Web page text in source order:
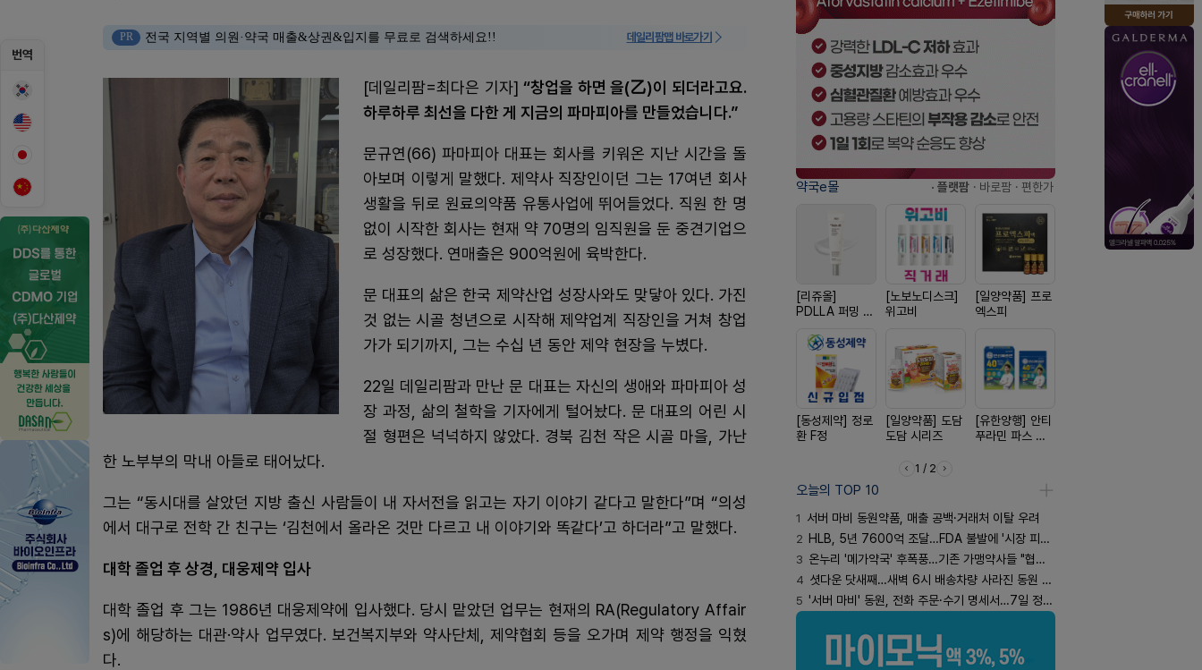
번역
PR 전국 지역별 의원·약국 매출&상권&입지를 무료로 검색하세요!! 데일리팜맵 바로가기
[데일리팜=최다은 기자]“창업을 하면 을(乙)이 되더라고요.
하루하루 최선을 다한 게 지금의 파마피아를 만들었습니다.”
문규연(66) 파마피아 대표는 회사를 키워온 지난 시간을 돌
아보며 이렇게 말했다. 제약사 직장인이던 그는 17여년 회사
생활을 뒤로 원료의약품 유통사업에 뛰어들었다. 직원 한 명
없이 시작한 회사는 현재 약 70명의 임직원을 둔 중견기업으
로 성장했다. 연매출은 900억원에 육박한다.
문 대표의 삶은 한국 제약산업 성장사와도 맞닿아 있다. 가진
것 없는 시골 청년으로 시작해 제약업계 직장인을 거쳐 창업
가가 되기까지, 그는 수십 년 동안 제약 현장을 누볐다.
22일 데일리팜과 만난 문 대표는 자신의 생애와 파마피아 성
장 과정, 삶의 철학을 기자에게 털어놨다. 문 대표의 어린 시
절 형편은 넉넉하지 않았다. 경북 김천 작은 시골 마을, 가난
한 노부부의 막내 아들로 태어났다.
그는 “동시대를 살았던 지방 출신 사람들이 내 자서전을 읽고는 자기 이야기 같다고 말한다”며 “의성
에서 대구로 전학 간 친구는 ‘김천에서 올라온 것만 다르고 내 이야기와 똑같다’고 하더라”고 말했다.
대학 졸업 후 상경, 대웅제약 입사
대학 졸업 후 그는 1986년 대웅제약에 입사했다. 당시 맡았던 업무는 현재의 RA(Regulatory Affair
s)에 해당하는 대관·약사 업무였다. 보건복지부와 약사단체, 제약협회 등을 오가며 제약 행정을 익혔
다.
약국e몰 · 플랫팜 · 바로팜 · 편한가
[리쥬올]
PDLLA 퍼밍 크
[노보노디스크]
위고비
[일양약품] 프로
엑스피
[동성제약] 정로
환 F정
[일양약품] 도담
도담 시리즈
[유한양행] 안티
푸라민 파스 시
1 / 2
오늘의 TOP 10
1 서버 마비 동원약품, 매출 공백·거래처 이탈 우려
2 HLB, 5년 7600억 조달…FDA 불발에 '시장 피로감'
3 온누리 '메가약국' 후폭풍…기존 가맹약사들 "협의체 만들자"
4 셧다운 닷새째…새벽 6시 배송차량 사라진 동원 물류센터
5 '서버 마비' 동원, 전화 주문·수기 명세서…7일 정상화 되나